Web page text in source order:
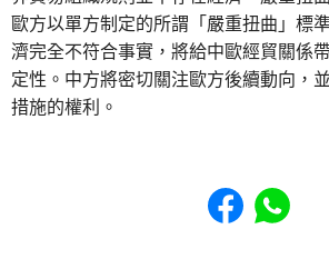
歐方以單方制定的所謂「嚴重扭曲」標
濟完全不符合事實，將給中歐經貿關係
定性。中方將密切關注歐方後續動向，
措施的權利。
Share toShare